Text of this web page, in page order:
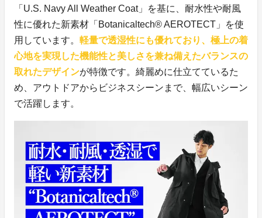
「U.S. Navy All Weather Coat」を基に、耐水性や耐風
性に優れた新素材「Botanicaltech® AEROTECT」を使
用しています。 軽量で透湿性にも優れており、極上の着
心地を実現した機能性と美しさを兼ね備えたバランスの
取れたデザインが特徴です。綺麗めに仕立てているた
め、アウトドアからビジネスシーンまで、幅広いシーン
で活躍します。